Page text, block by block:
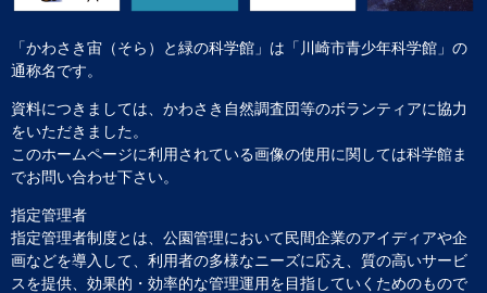
「かわさき宙（そら）と緑の科学館」は「川崎市青少年科学館」の
通称名です。
資料につきましては、かわさき自然調査団等のボランティアに協力
をいただきました。
このホームページに利用されている画像の使用に関しては科学館ま
でお問い合わせ下さい。
指定管理者
指定管理者制度とは、公園管理において民間企業のアイディアや企
画などを導入して、利用者の多様なニーズに応え、質の高いサービ
スを提供、効果的・効率的な管理運用を目指していくためのもので